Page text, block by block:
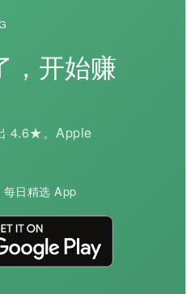
，开始赚
4.6★。Apple
每日精选 App